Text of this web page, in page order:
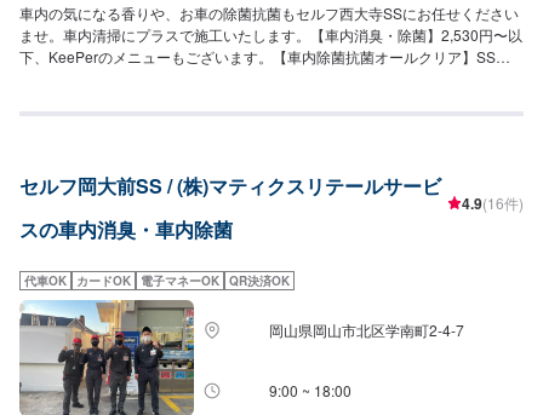
車内の気になる香りや、お車の除菌抗菌もセルフ西大寺SSにお任せください
ませ。車内清掃にプラスで施工いたします。【車内消臭・除菌】2,530円〜以
下、KeePerのメニューもございます。【車内除菌抗菌オールクリア】SSサ
セルフ岡大前SS / (株)マティクスリテールサービ
スの車内消臭・車内除菌
4.9(16件)
代車OK カードOK 電子マネーOK QR決済OK
岡山県岡山市北区学南町2-4-7
9:00 ~ 18:00